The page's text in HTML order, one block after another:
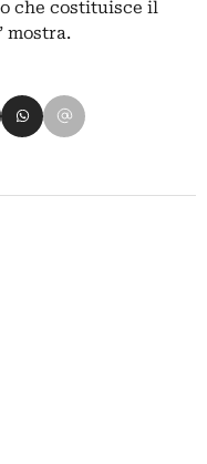
che costituisce il
mostra.
LinkedIn
su Pinterest
Condividi su WhatsApp
Condividi su Email